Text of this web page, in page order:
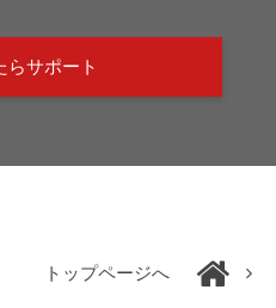
らサポート
トップページへ